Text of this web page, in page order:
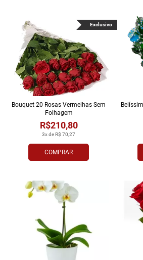
COMPRAR
3x de R$ 70,27
R$210,80
Bouquet 20 Rosas Vermelhas Sem
Folhagem
Exclusivo